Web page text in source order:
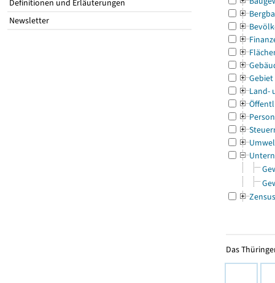
Definitionen und Erläuterungen
Newsletter
Gebiet
Land-
Zensus
Das